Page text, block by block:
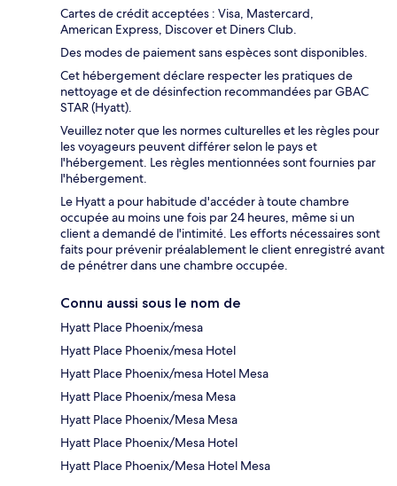
Cartes de crédit acceptées : Visa, Mastercard,
American Express, Discover et Diners Club.
Des modes de paiement sans espèces sont disponibles.
Cet hébergement déclare respecter les pratiques de
nettoyage et de désinfection recommandées par GBAC
STAR (Hyatt).
Veuillez noter que les normes culturelles et les règles pour
les voyageurs peuvent différer selon le pays et
l'hébergement. Les règles mentionnées sont fournies par
l'hébergement.
Le Hyatt a pour habitude d'accéder à toute chambre
occupée au moins une fois par 24 heures, même si un
client a demandé de l'intimité. Les efforts nécessaires sont
faits pour prévenir préalablement le client enregistré avant
de pénétrer dans une chambre occupée.
Connu aussi sous le nom de
Hyatt Place Phoenix/mesa
Hyatt Place Phoenix/mesa Hotel
Hyatt Place Phoenix/mesa Hotel Mesa
Hyatt Place Phoenix/mesa Mesa
Hyatt Place Phoenix/Mesa Mesa
Hyatt Place Phoenix/Mesa Hotel
Hyatt Place Phoenix/Mesa Hotel Mesa